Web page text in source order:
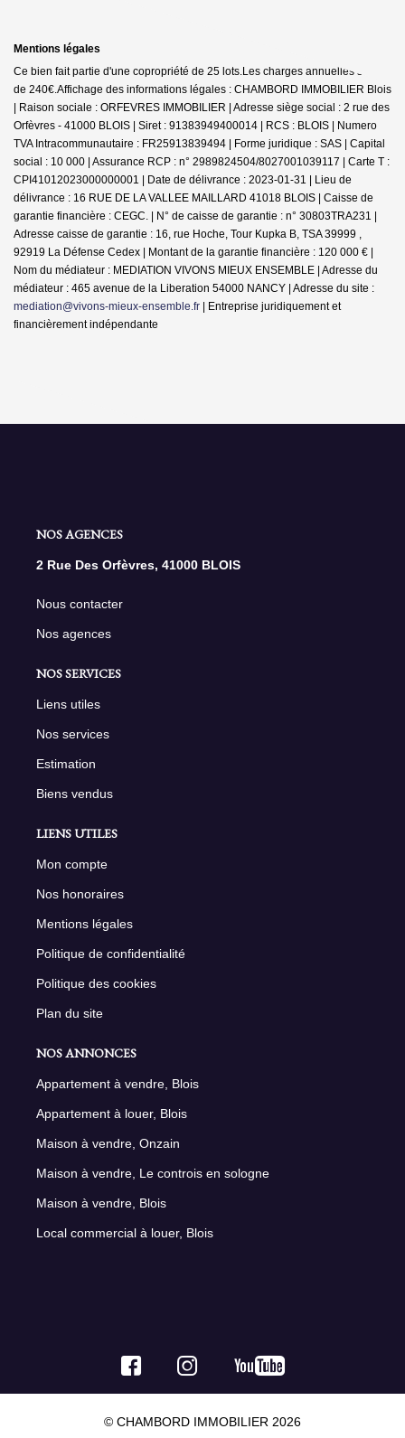
Mentions légales
Ce bien fait partie d'une copropriété de 25 lots.Les charges annuelles sont
de 240€.Affichage des informations légales : CHAMBORD IMMOBILIER Blois
| Raison sociale : ORFEVRES IMMOBILIER | Adresse siège social : 2 rue des
Orfèvres - 41000 BLOIS | Siret : 91383949400014 | RCS : BLOIS | Numero
TVA Intracommunautaire : FR25913839494 | Forme juridique : SAS | Capital
social : 10 000 | Assurance RCP : n° 2989824504/8027001039117 | Carte T :
CPI41012023000000001 | Date de délivrance : 2023-01-31 | Lieu de
délivrance : 16 RUE DE LA VALLEE MAILLARD 41018 BLOIS | Caisse de
garantie financière : CEGC. | N° de caisse de garantie : n° 30803TRA231 |
Adresse caisse de garantie : 16, rue Hoche, Tour Kupka B, TSA 39999 ,
92919 La Défense Cedex | Montant de la garantie financière : 120 000 € |
Nom du médiateur : MEDIATION VIVONS MIEUX ENSEMBLE | Adresse du
médiateur : 465 avenue de la Liberation 54000 NANCY | Adresse du site :
mediation@vivons-mieux-ensemble.fr | Entreprise juridiquement et
financièrement indépendante
NOS AGENCES
2 Rue Des Orfèvres, 41000 BLOIS
Nous contacter
Nos agences
NOS SERVICES
Liens utiles
Nos services
Estimation
Biens vendus
LIENS UTILES
Mon compte
Nos honoraires
Mentions légales
Politique de confidentialité
Politique des cookies
Plan du site
NOS ANNONCES
Appartement à vendre, Blois
Appartement à louer, Blois
Maison à vendre, Onzain
Maison à vendre, Le controis en sologne
Maison à vendre, Blois
Local commercial à louer, Blois
© CHAMBORD IMMOBILIER 2026